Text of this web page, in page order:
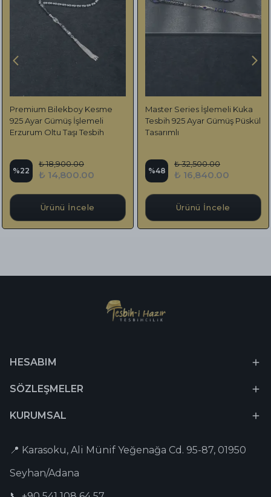
Premium Bilekboy Kesme
925 Ayar Gümüş İşlemeli
Erzurum Oltu Taşı Tesbih
%22
₺ 18,900.00
₺ 14,800.00
Ürünü İncele
Master Series İşlemeli Kuka
Tesbih 925 Ayar Gümüş Püskül
Tasarımlı
%48
₺ 32,500.00
₺ 16,840.00
Ürünü İncele
HESABIM
SÖZLEŞMELER
KURUMSAL
📍 Karasoku, Ali Münif Yeğenağa Cd. 95-87, 01950
Seyhan/Adana